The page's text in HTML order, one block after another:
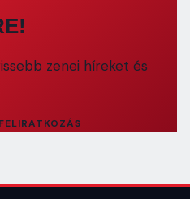
zenei híreket és
FELIRATKOZÁS